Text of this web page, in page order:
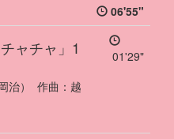
06'55"
ャチャ」1
治） 作曲： 越
01'29"